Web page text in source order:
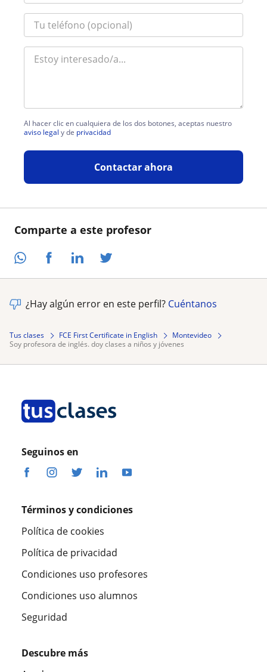
Comparte a este profesor
Al hacer clic en cualquiera de los dos botones, aceptas nuestro
aviso legal y de privacidad
Contactar ahora
¿Hay algún error en este perfil? Cuéntanos
Tus clases FCE First Certificate in English
Montevideo
soy profesora de inglés. doy clases a niños y jóvenes
Seguinos en
Términos y condiciones
Política de cookies
Política de privacidad
Condiciones uso profesores
Condiciones uso alumnos
Seguridad
Descubre más